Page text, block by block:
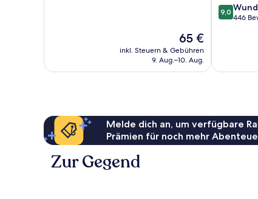
Der
Preis
beträgt
65 €
inkl. Steuern & Gebühren
9. Aug.–10. Aug.
9.0
von
9,0
446
Melde dich an, um verfügbare
Prämien für noch mehr
Zur Gegend